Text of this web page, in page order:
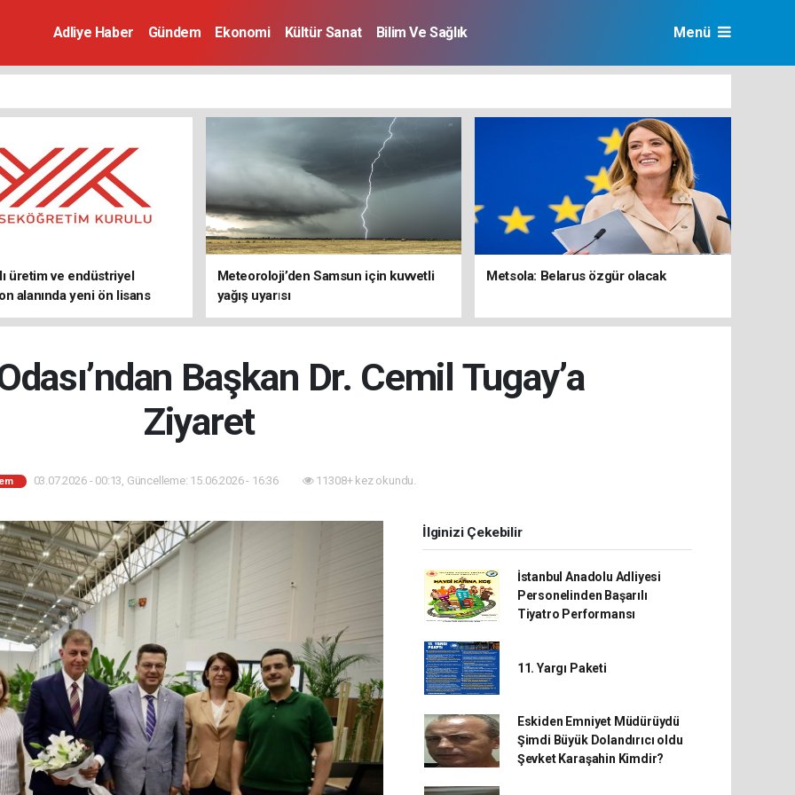
Adliye Haber Gündem Ekonomi Kültür Sanat Bilim Ve Sağlık Menü
üretim ve endüstriyel
alanında yeni ön lisans
duyurdu
Meteoroloji’den Samsun için kuvvetli
yağış uyarısı
Metsola: Belarus özgür olacak
Başkan Dr. Cemil Tugay’a
Ziyaret
03.07.2026 - 00:13, Güncelleme: 15.06.2026 - 16:36 11308+ kez okundu.
İlginizi Çekebilir
İstanbul Anadolu Adliyesi
Personelinden Başarılı
Tiyatro Performansı
11. Yargı Paketi
Eskiden Emniyet Müdürüydü
Şimdi Büyük Dolandırıcı oldu
Şevket Karaşahin Kimdir?